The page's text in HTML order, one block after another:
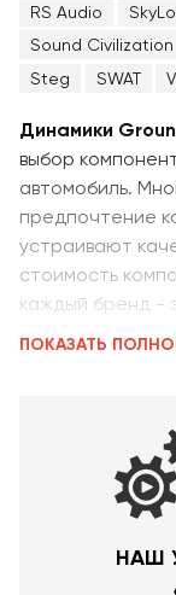
RS Audio
Sound Civilization
Steg
SWAT
Динамики
выбор
автомобиль.
предпочтение
устраивают
стоимость
каждый бренд -
неповторимых
визуальную
акустики.
динамиков
то звучание,
автовладельцу
ПОКАЗАТЬ
НАШ